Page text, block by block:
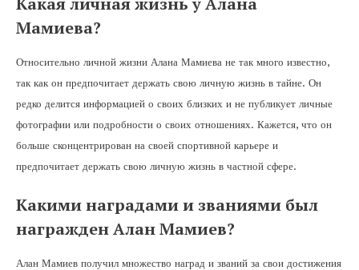
Мамиева?
Относительно личной жизни Алана Мамиева не так много известно,
так как он предпочитает держать свою личную жизнь в тайне. Он
редко делится информацией о своих близких и не публикует личные
фотографии или подробности о своих отношениях. Кажется, что он
больше сконцентрирован на своей спортивной карьере и
предпочитает держать свою личную жизнь в частной сфере.
Какими наградами и званиями был
награжден Алан Мамиев?
Алан Мамиев получил множество наград и званий за свои достижения